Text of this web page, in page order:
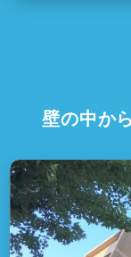
壁の中か